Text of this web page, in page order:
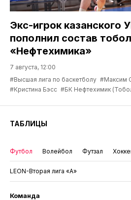
Экс-игрок казанского
пополнил состав
«Нефтехимика»
7 августа, 12:00
#Высшая лига по баскетболу #Максим
#Кристина Бэсс #БК Нефтехимик
ТАБЛИЦЫ
Футбол Волейбол Футзал
LEON-Вторая лига «А»
Команда